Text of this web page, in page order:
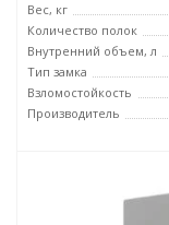
Вес, кг
Количество полок
Внутренний объем, л
Тип замка
Взломостойкость
Производитель